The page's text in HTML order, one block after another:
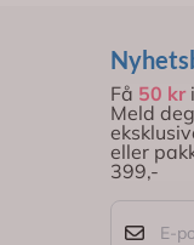
Få 50 kri
Meld
eller
399,-